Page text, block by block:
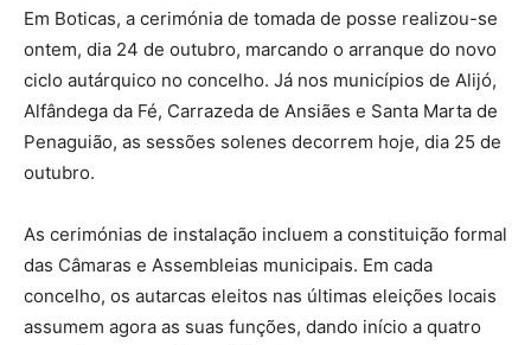
Em Boticas, a cerimónia de tomada de posse realizou-se
ontem, dia 24 de outubro, marcando o arranque do novo
ciclo autárquico no concelho. Já nos municípios de Alijó,
Alfândega da Fé, Carrazeda de Ansiães e Santa Marta de
Penaguião, as sessões solenes decorrem hoje, dia 25 de
outubro.
As cerimónias de instalação incluem a constituição formal
das Câmaras e Assembleias municipais. Em cada
concelho, os autarcas eleitos nas últimas eleições locais
assumem agora as suas funções, dando início a quatro